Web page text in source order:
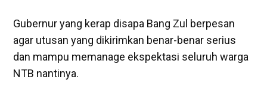
Gubernur yang kerap disapa Bang Zul berpesan
agar utusan yang dikirimkan benar-benar serius
dan mampu memanage ekspektasi seluruh warga
NTB nantinya.